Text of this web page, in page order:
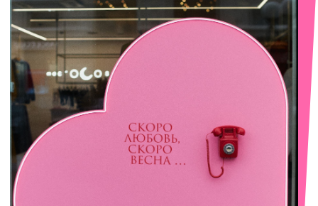
Сочи
Село Эстосадок, ТРЦ Горки Молл,
Горная Карусель, 3
+7 (919) 374-04-04
с 10-00 до 22-00
смотреть в Яндекс. Картах